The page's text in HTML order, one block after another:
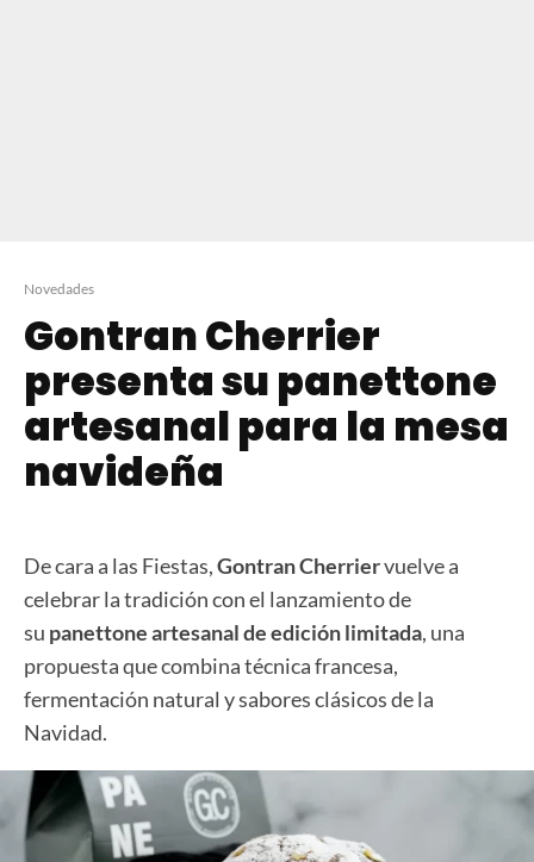
Novedades
Gontran Cherrier
presenta su panettone
artesanal para la mesa
navideña
De cara a las Fiestas,Gontran Cherriervuelve a
celebrar la tradición con el lanzamiento de
su panettone artesanal de edición limitada, una
propuesta que combina técnica francesa,
fermentación natural y sabores clásicos de la
Navidad.